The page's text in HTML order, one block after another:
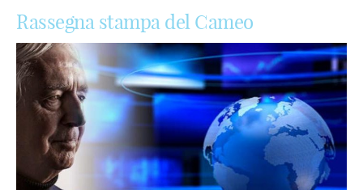
Rassegna stampa del Cameo